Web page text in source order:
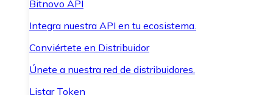
Bitnovo API
Integra nuestra API en tu ecosistema.
Conviértete en Distribuidor
Únete a nuestra red de distribuidores.
Listar Token